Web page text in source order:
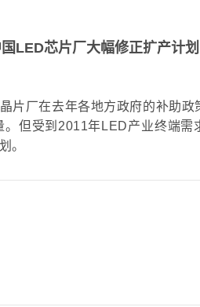
LED芯片厂大幅修正扩产计划
片厂在去年各地方政府的补助政
但受到2011年LED产业终端需
。